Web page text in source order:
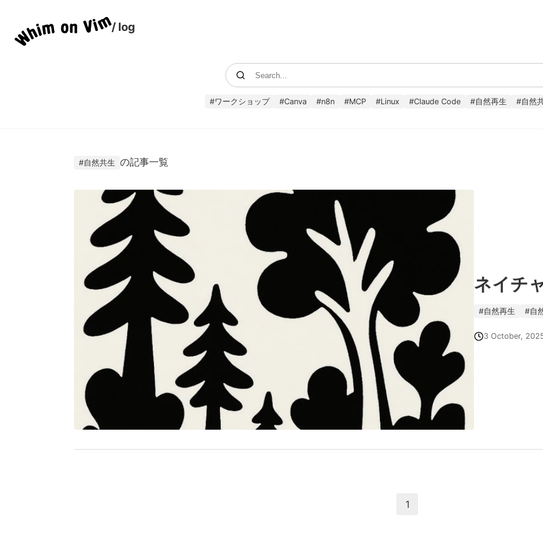
/ log
#ワークショップ #Canva #n8n #MCP #Linux #Claude Code #自然再生 #自然
#自然共生 の記事一覧
ネイチ
#自然再生 #自
3 October,
1